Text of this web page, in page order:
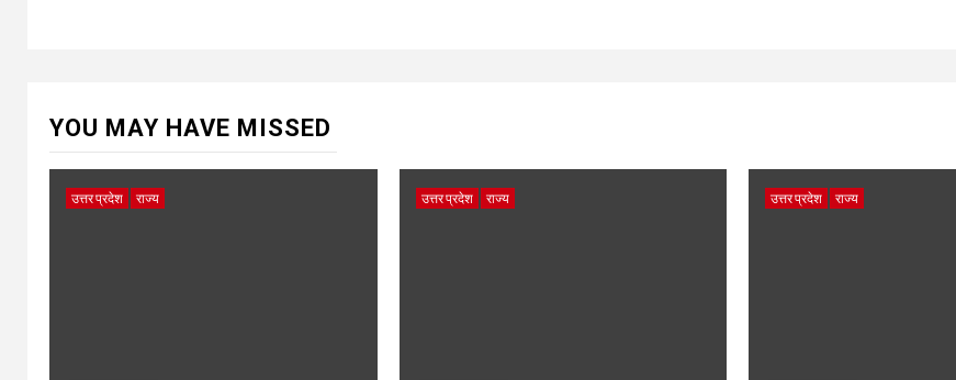
YOU MAY HAVE MISSED
उत्तर प्रदेश राज्य उत्तर प्रदेश राज्य उत्तर प्रदेश राज्य